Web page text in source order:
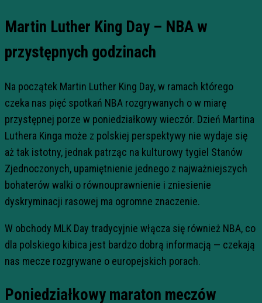
Martin Luther King Day – NBA w
przystępnych godzinach
Na początek Martin Luther King Day, w ramach którego
czeka nas pięć spotkań NBA rozgrywanych o w miarę
przystępnej porze w poniedziałkowy wieczór. Dzień Martina
Luthera Kinga może z polskiej perspektywy nie wydaje się
aż tak istotny, jednak patrząc na kulturowy tygiel Stanów
Zjednoczonych, upamiętnienie jednego z najważniejszych
bohaterów walki o równouprawnienie i zniesienie
dyskryminacji rasowej ma ogromne znaczenie.
W obchody MLK Day tradycyjnie włącza się również NBA, co
dla polskiego kibica jest bardzo dobrą informacją — czekają
nas mecze rozgrywane o europejskich porach.
Poniedziałkowy maraton meczów